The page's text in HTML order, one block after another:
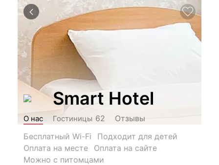
Smart Hotel
О нас Гостиницы 62
Отзывы
Бесплатный Wi-Fi
Подходит для детей
Оплата на месте
Оплата на сайте
Можно с питомцами